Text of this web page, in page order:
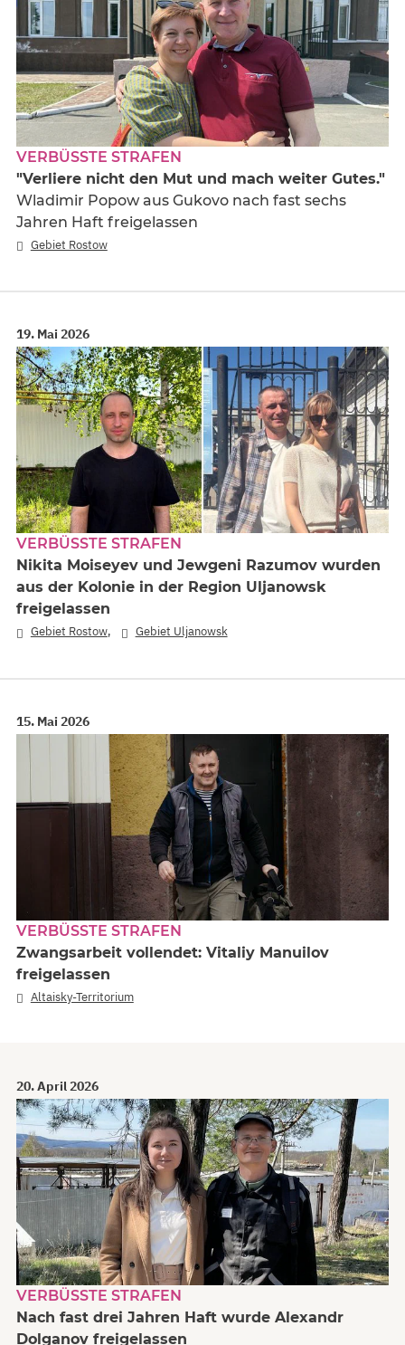
VERBÜSSTE STRAFEN
"Verliere nicht den Mut und mach weiter Gutes."
Wladimir Popow aus Gukovo nach fast sechs
Jahren Haft freigelassen
Gebiet Rostow
19. Mai 2026
VERBÜSSTE STRAFEN
Nikita Moiseyev und Jewgeni Razumov wurden
aus der Kolonie in der Region Uljanowsk
freigelassen
Gebiet Rostow, Gebiet Uljanowsk
15. Mai 2026
VERBÜSSTE STRAFEN
Zwangsarbeit vollendet: Vitaliy Manuilov
freigelassen
Altaisky-Territorium
20. April 2026
VERBÜSSTE STRAFEN
Nach fast drei Jahren Haft wurde Alexandr
Dolganov freigelassen